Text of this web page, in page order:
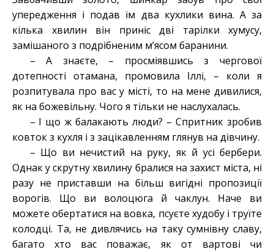
упередження і подав їм два кухлики вина. А за
кілька хвилин він приніс дві тарілки хумусу,
замішаного з подрібненим м’ясом баранини.
– А знаєте, – просміявшись з чергової
дотепності отамана, промовила Іллі, – коли я
розпитувала про вас у місті, то на мене дивилися,
як на божевільну. Чого я тільки не наслухалась.
– І що ж балакають люди? – Спритник зробив
ковток з кухля і з зацікавленням глянув на дівчину.
– Що ви нечистий на руку, як й усі бербери.
Однак у скрутну хвилину бралися на захист міста, ні
разу не приставши на більш вигідні пропозиції
ворогів. Що ви волоцюга й чаклун. Наче ви
можете обертатися на вовка, псуєте худобу і труїте
колодці. Та, не дивлячись на таку сумнівну славу,
багато хто вас поважає, як от вартові чи